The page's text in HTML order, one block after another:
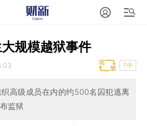
规模越狱事件
T中
高级成员在内的约500名囚犯逃离
监狱